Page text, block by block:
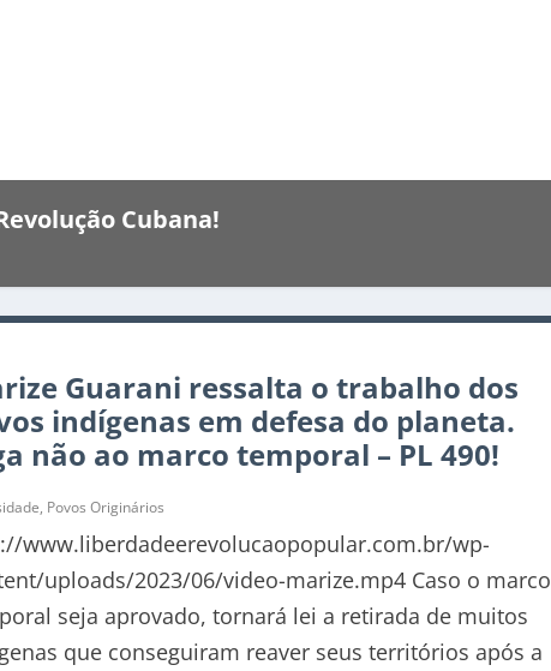
Cubana!
Guarani ressalta o trabalho dos
indígenas em defesa do planeta.
não ao marco temporal – PL 490!
, Povos Originários
www.liberdadeerevolucaopopular.com.br/wp-
uploads/2023/06/video-marize.mp4 Caso o marco
seja aprovado, tornará lei a retirada de muitos
que conseguiram reaver seus territórios após a